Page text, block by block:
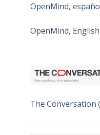
OpenMind,
OpenMind, English
The Conversation